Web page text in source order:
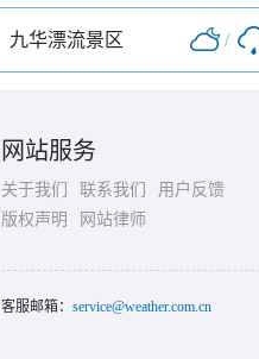
九华漂流景区 /
网站服务
关于我们 联系我们
用户反馈
版权声明
网站律师
客服邮箱： service@weather.com.cn